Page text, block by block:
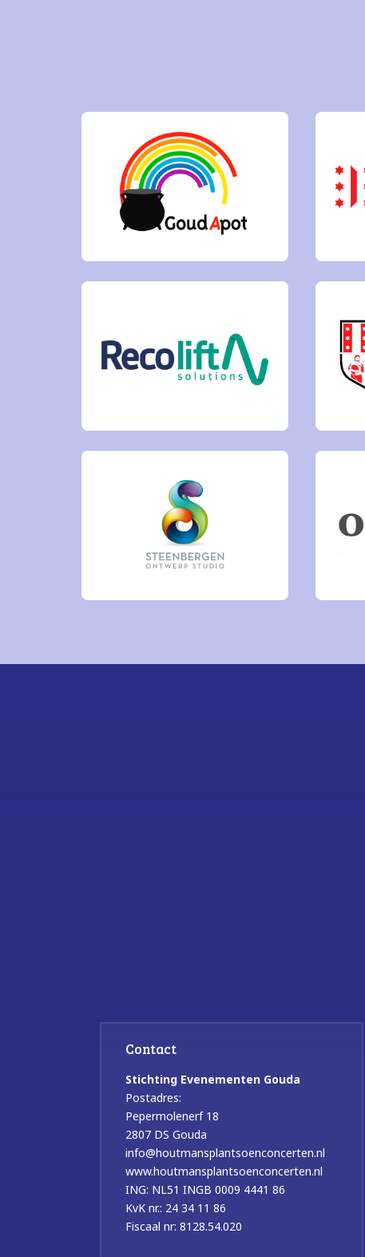
Contact
Stichting Evenementen Gouda
Postadres:
Pepermolenerf 18
2807 DS Gouda
info@houtmansplantsoenconcerten.nl
www.houtmansplantsoenconcerten.nl
ING: NL51 INGB 0009 4441 86
KvK nr.: 24 34 11 86
Fiscaal nr: 8128.54.020